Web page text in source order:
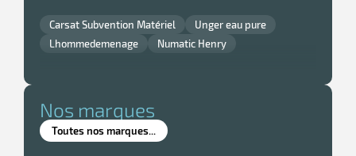
Carsat Subvention Matériel
Unger eau pure
Lhommedemenage
Numatic Henry
Nos marques
Toutes nos marques...